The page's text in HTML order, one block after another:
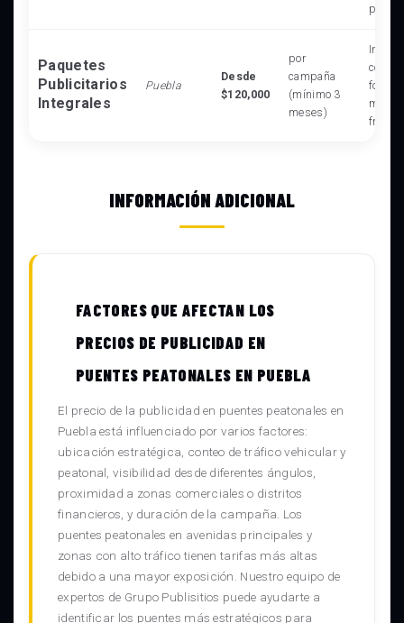
Paquetes
Publicitarios
Integrales
Puebla
Desde
$120,000
por
campaña
(mínimo 3
meses)
INFORMACIÓN ADICIONAL
FACTORES QUE AFECTAN LOS
PRECIOS DE PUBLICIDAD EN
PUENTES PEATONALES EN PUEBLA
El precio de la publicidad en puentes peatonales en
Puebla está influenciado por varios factores:
ubicación estratégica, conteo de tráfico vehicular y
peatonal, visibilidad desde diferentes ángulos,
proximidad a zonas comerciales o distritos
financieros, y duración de la campaña. Los
puentes peatonales en avenidas principales y
zonas con alto tráfico tienen tarifas más altas
debido a una mayor exposición. Nuestro equipo de
expertos de Grupo Publisitios puede ayudarte a
identificar los puentes más estratégicos para